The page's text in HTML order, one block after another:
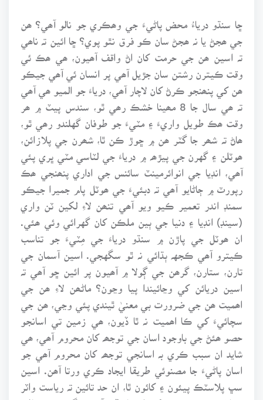
ڇا سنڌو درياءُ محض پاڻيءَ جي وھڪري جو نالو آھي؟ ھن
جي ھجڻ يا نہ ھجڻ سان ڪو فرق نٿو پوي؟ ڇا ائين تہ ناھي
تہ اسين ھن جي حرمت کان اڻ واقف آھيون، ھي ھڪ ئي
وقت ڪيترن رشتن سان جڙيل آھي پر انسان ئي آھي جيڪو
ھن کي پنھنجو ڪرڻ کان لاچار آھي، درياءَ جو الميو ھي آھي
تہ ھي سال جا 8 مھينا خشڪ رھي ٿو، سندس پيٽ ۾ ھر
وقت ھڪ طويل واريءَ ۽ مٽيءَ جو طوفان گهلندو رھي ٿو،
ھاڻ تہ شھر جا گٽر ھن ۾ ڇوڙ ڪن ٿا، شھرن جي پلازائن،
ھوٽلن ۽ گهرن جي پيڙھہ ۾ درياءَ جي لٽاسي مٽي ڀري پئي
آھي، انڊيا جي انوائرمينٽ سائنس جي اداري پنھنجي ھڪ
رپورٽ ۾ ڄاڻايو آھي تہ دبئيءَ جي ھوٽل پام جميرا جيڪو
سمنڊ اندر تعمير ڪيو ويو آھي تنھن لاءِ لکين ٽن واري
(سينڊ) انڊيا ۽ دنيا جي ٻين ملڪن کان گهرائي وئي ھئي.
ان ھوٽل جي پاڙن ۾ سنڌو درياءَ جي مِٽيءَ جو تناسب
ڪيترو آھي ڪجهہ ٻڌائي نہ ٿو سگهجي. اسين آسمان جي
تارن، ستارن، گرھن جي ڳولا ۾ آھيون پر ائين ڇو آھي تہ
اسين دريائن کي وڃائيندا پيا وڃون؟ ماڻھن لاءِ ھن جي
اھميت ھن جي ضرورت بي معنيٰ ٿيندي پئي وڃي، ھن جي
سچائيءَ کي ڪا اھميت نہ ٿا ڏيون، ھي زمين تي اسانجو
حصو ھئڻ جي باوجود اسان جي توجھہ کان محروم آھي، ھي
شايد ان سبب ڪري بہ اسانجي توجھہ کان محروم آھي جو
اسان پاڻيءَ جا مصنوئي طريقا ايجاد ڪري ورتا آھن. اسين
سڀ پلاسٽڪ پيئون ۽ کائون ٿا، ان حد تائين تہ رياست واٽر
سپلائي جي ڪمپنين کي اختيار ڏنو آھي تہ گهر ويٺي پاڻي